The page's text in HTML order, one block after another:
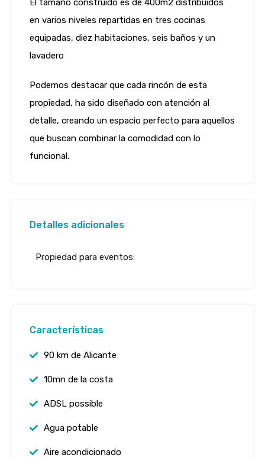
El tamaño construido es de 400m2 distribuidos
en varios niveles repartidas en tres cocinas
equipadas, diez habitaciones, seis baños y un
lavadero
Podemos destacar que cada rincón de esta
propiedad, ha sido diseñado con atención al
detalle, creando un espacio perfecto para aquellos
que buscan combinar la comodidad con lo
funcional.
Detalles adicionales
Propiedad para eventos:
Características
90 km de Alicante
10mn de la costa
ADSL possible
Agua potable
Aire acondicionado